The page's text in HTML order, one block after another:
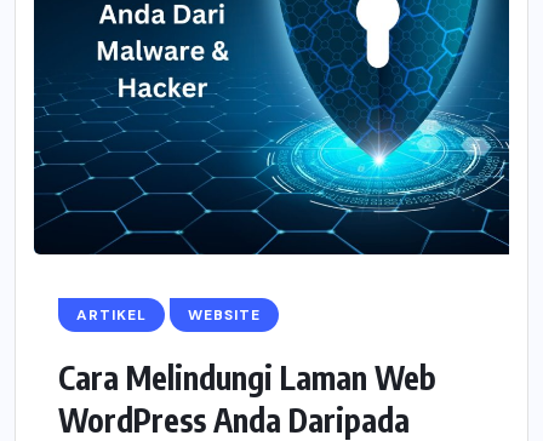
ARTIKEL WEBSITE
Cara Melindungi Laman Web
WordPress Anda Daripada